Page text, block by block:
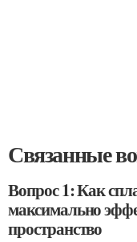
Связанные
Вопрос 1: Как
максимально
пространство